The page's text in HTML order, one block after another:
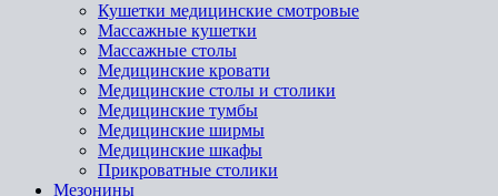
Кушетки медицинские смотровые
Массажные кушетки
Массажные столы
Медицинские кровати
Медицинские столы и столики
Медицинские тумбы
Медицинские ширмы
Медицинские шкафы
Прикроватные столики
Мезонины